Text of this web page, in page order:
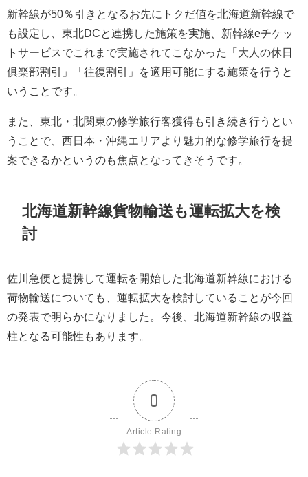
新幹線が50％引きとなるお先にトクだ値を北海道新幹線で
も設定し、東北DCと連携した施策を実施、新幹線eチケッ
トサービスでこれまで実施されてこなかった「大人の休日
俱楽部割引」「往復割引」を適用可能にする施策を行うと
いうことです。
また、東北・北関東の修学旅行客獲得も引き続き行うとい
うことで、西日本・沖縄エリアより魅力的な修学旅行を提
案できるかというのも焦点となってきそうです。
北海道新幹線貨物輸送も運転拡大を検
討
佐川急便と提携して運転を開始した北海道新幹線における
荷物輸送についても、運転拡大を検討していることが今回
の発表で明らかになりました。今後、北海道新幹線の収益
柱となる可能性もあります。
0
Article Rating